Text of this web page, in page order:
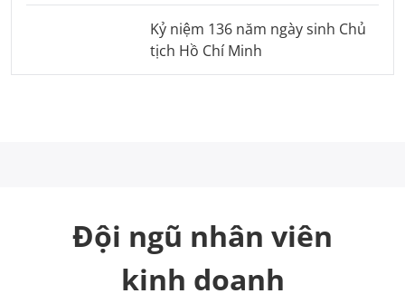
Kỷ niệm 136 năm ngày sinh Chủ
tịch Hồ Chí Minh
Đội ngũ nhân viên
kinh doanh